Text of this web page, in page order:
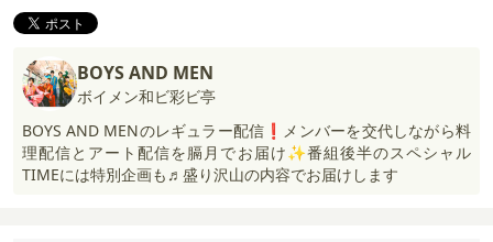
BOYS AND MEN
ボイメン和ビ彩ビ亭
BOYS AND MENのレギュラー配信❗️メンバーを交代しながら料
理配信とアート配信を膈月でお届け✨番組後半のスペシャル
TIMEには特別企画も♬盛り沢山の内容でお届けします